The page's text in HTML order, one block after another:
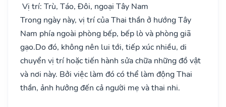
Vị trí: Trù, Táo, Đôi, ngoại Tây Nam
Trong ngày này, vị trí của Thai thần ở hướng Tây
Nam phía ngoài phòng bếp, bếp lò và phòng giã
gạo.Do đó, không nên lui tới, tiếp xúc nhiều, di
chuyển vị trí hoặc tiến hành sửa chữa những đồ vật
và nơi này. Bởi việc làm đó có thể làm động Thai
thần, ảnh hưởng đến cả người mẹ và thai nhi.